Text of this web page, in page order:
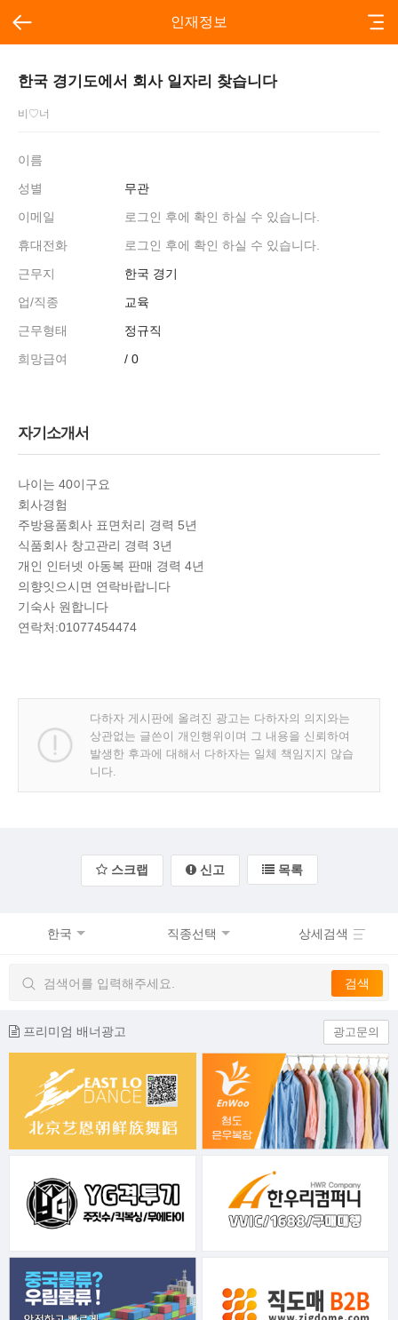
인재정보
한국 경기도에서 회사 일자리 찾습니다
비♡너
이름
성별
무관
이메일
로그인 후에 확인 하실 수 있습니다.
휴대전화
로그인 후에 확인 하실 수 있습니다.
근무지
한국 경기
업/직종
교육
근무형태
정규직
희망급여
/ 0
자기소개서
나이는 40이구요
회사경험
주방용품회사 표면처리 경력 5년
식품회사 창고관리 경력 3년
개인 인터넷 아동복 판매 경력 4년
의향잇으시면 연락바랍니다
기숙사 원합니다
연락처:01077454474
다하자 게시판에 올려진 광고는 다하자의 의지와는
상관없는 글쓴이 개인행위이며 그 내용을 신뢰하여
발생한 후과에 대해서 다하자는 일체 책임지지 않습
니다.
스크랩 신고 목록
한국 직종선택 상세검색
프리미엄 배너광고 광고문의